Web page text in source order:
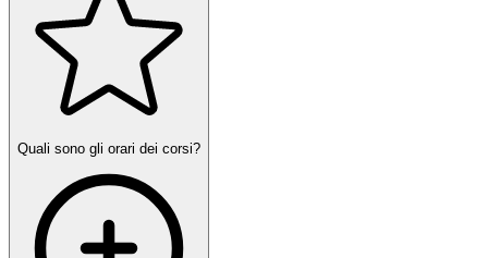
Quali sono gli orari dei corsi?